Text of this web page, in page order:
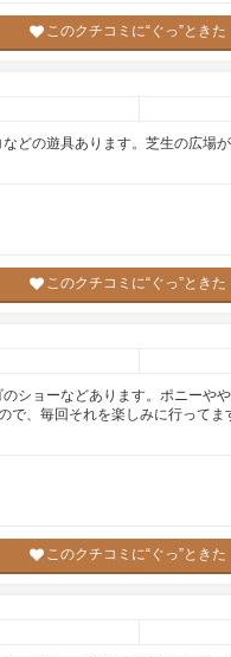
このクチコミに“ぐっ”ときた
どの遊具あります。芝生の広場
このクチコミに“ぐっ”ときた
ショーなどあります。ポニーや
で、毎回それを楽しみに行って
このクチコミに“ぐっ”ときた